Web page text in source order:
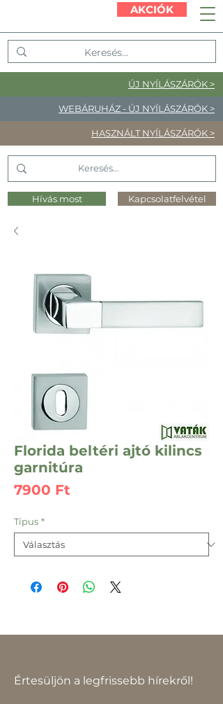
ÚJ NYÍLÁSZÁRÓK >
WEBÁRUHÁZ - ÚJ NYÍLÁSZÁRÓK >
HASZNÁLT NYÍLÁSZÁRÓK >
AKCIÓK
Hívás most Kapcsolatfelvétel
Florida beltéri ajtó kilincs
garnitúra
7900 Ft
Típus *
Értesüljön a legfrissebb hírekről!